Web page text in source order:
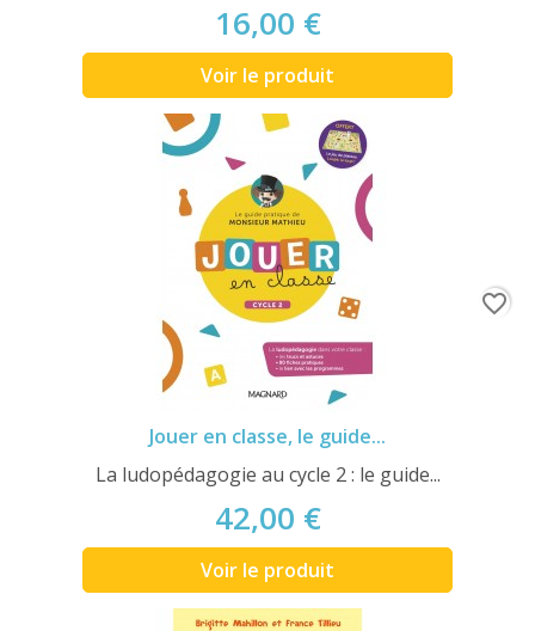
16,00 €
Voir le produit
Jouer en classe, le guide...
La ludopédagogie au cycle 2 : le guide...
42,00 €
Voir le produit
favorite_border